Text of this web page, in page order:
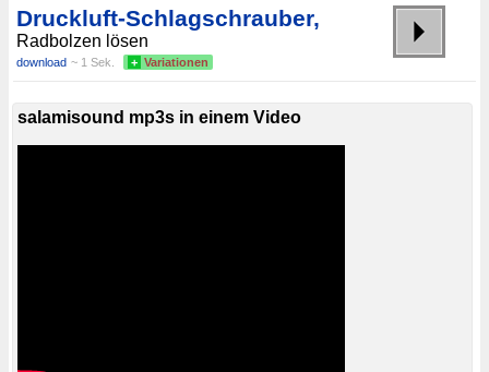
Druckluft-Schlagschrauber,
Radbolzen lösen
download ~ 1 Sek. + Variationen
salamisound mp3s in einem Video